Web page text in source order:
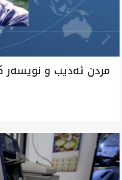
مردن ئەدیب و نویسەر